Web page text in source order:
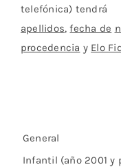
telefónica)
apellidos,fecha de
procedencia y Elo
General
Infantil (año 2001 y